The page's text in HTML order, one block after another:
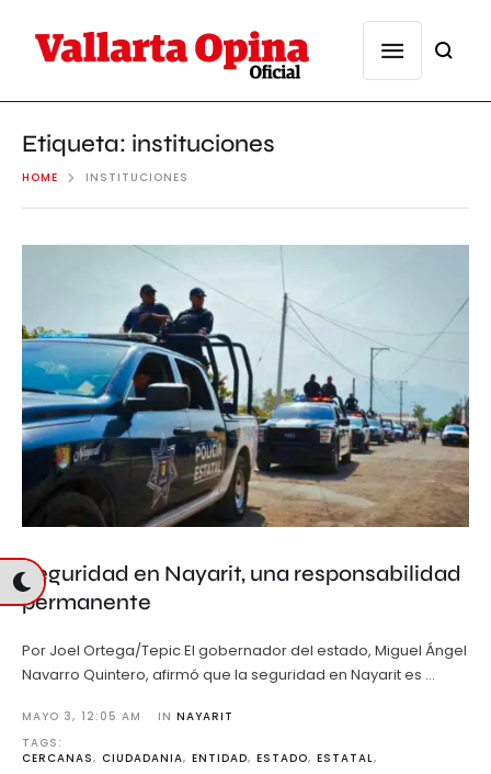
Etiqueta: instituciones
HOME INSTITUCIONES
Seguridad en Nayarit, una responsabilidad
permanente
Por Joel Ortega/Tepic El gobernador del estado, Miguel Ángel
Navarro Quintero, afirmó que la seguridad en Nayarit es …
MAYO 3, 12:05 AM IN NAYARIT
TAGS:
CERCANAS, CIUDADANIA, ENTIDAD, ESTADO, ESTATAL,